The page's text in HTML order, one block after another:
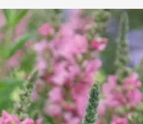
Vzrostlé stromy